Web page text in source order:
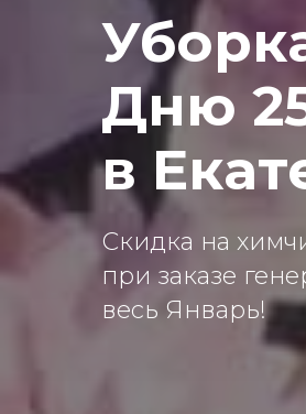
Дню
в
Скидка на
при заказе
весь Январь!